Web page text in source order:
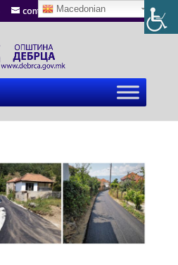
contact@debrca.gov.mk
Macedonian